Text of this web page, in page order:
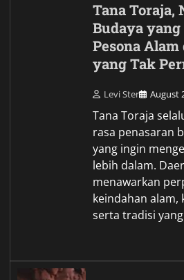
Tana Toraja,
Budaya
Pesona
yang Tak
Levi Ster August
Tana Toraja
rasa penasaran
yang ingin
lebih dalam.
menawarkan
keindahan alam,
serta tradisi